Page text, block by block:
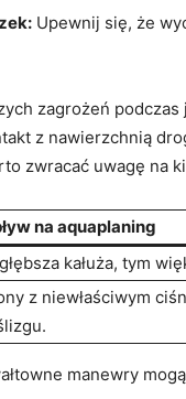
Upewnij się, że​
zagrożeń
z nawierzchnią
zwracać ​uwagę na
na‍ aquaplaning
kałuża, tym
z niewłaściwym
manewry